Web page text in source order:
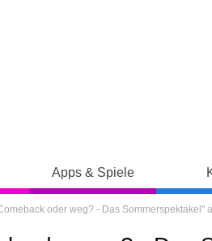
Apps & Spiele
oder weg? - Das Sommerspektakel"